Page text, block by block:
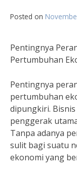
Posted on
Pentingnya
Pertumbuhan
Pentingnya
pertumbuhan
dipungkiri.
penggerak
Tanpa adanya
sulit bagi suatu
ekonomi yang